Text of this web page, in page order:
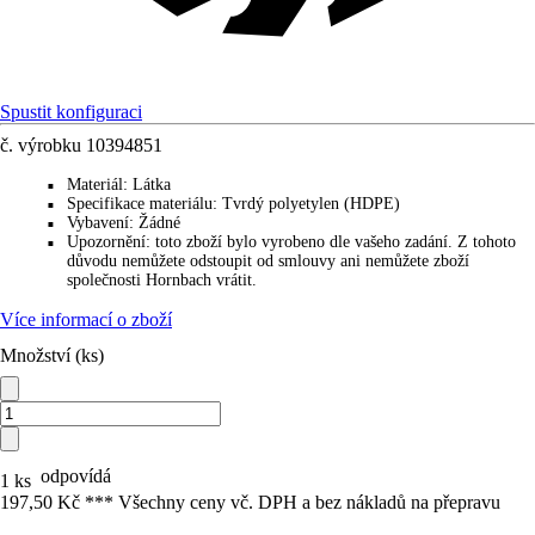
Spustit konfiguraci
č. výrobku 10394851
■ Materiál: Látka
■ Specifikace materiálu: Tvrdý polyetylen (HDPE)
■ Vybavení: Žádné
■ Upozornění: toto zboží bylo vyrobeno dle vašeho zadání. Z tohoto
důvodu nemůžete odstoupit od smlouvy ani nemůžete zboží
společnosti Hornbach vrátit.
Více informací o zboží
Množství (ks)
1 ks odpovídá
197,50 Kč *** Všechny ceny vč. DPH a bez nákladů na přepravu